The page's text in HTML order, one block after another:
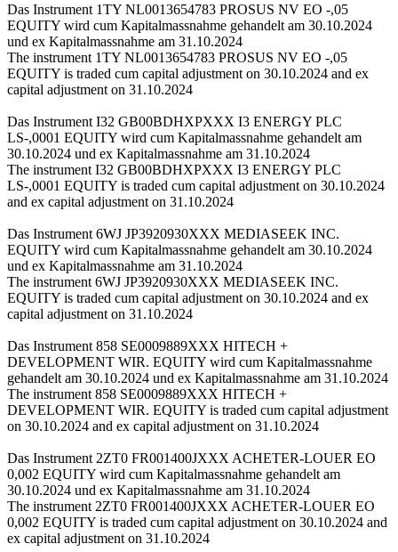
Das Instrument 1TY NL0013654783 PROSUS NV EO -,05
EQUITY wird cum Kapitalmassnahme gehandelt am 30.10.2024
und ex Kapitalmassnahme am 31.10.2024
The instrument 1TY NL0013654783 PROSUS NV EO -,05
EQUITY is traded cum capital adjustment on 30.10.2024 and ex
capital adjustment on 31.10.2024
Das Instrument I32 GB00BDHXPXXX I3 ENERGY PLC
LS-,0001 EQUITY wird cum Kapitalmassnahme gehandelt am
30.10.2024 und ex Kapitalmassnahme am 31.10.2024
The instrument I32 GB00BDHXPXXX I3 ENERGY PLC
LS-,0001 EQUITY is traded cum capital adjustment on 30.10.2024
and ex capital adjustment on 31.10.2024
Das Instrument 6WJ JP3920930XXX MEDIASEEK INC.
EQUITY wird cum Kapitalmassnahme gehandelt am 30.10.2024
und ex Kapitalmassnahme am 31.10.2024
The instrument 6WJ JP3920930XXX MEDIASEEK INC.
EQUITY is traded cum capital adjustment on 30.10.2024 and ex
capital adjustment on 31.10.2024
Das Instrument 858 SE0009889XXX HITECH +
DEVELOPMENT WIR. EQUITY wird cum Kapitalmassnahme
gehandelt am 30.10.2024 und ex Kapitalmassnahme am 31.10.2024
The instrument 858 SE0009889XXX HITECH +
DEVELOPMENT WIR. EQUITY is traded cum capital adjustment
on 30.10.2024 and ex capital adjustment on 31.10.2024
Das Instrument 2ZT0 FR001400JXXX ACHETER-LOUER EO
0,002 EQUITY wird cum Kapitalmassnahme gehandelt am
30.10.2024 und ex Kapitalmassnahme am 31.10.2024
The instrument 2ZT0 FR001400JXXX ACHETER-LOUER EO
0,002 EQUITY is traded cum capital adjustment on 30.10.2024 and
ex capital adjustment on 31.10.2024